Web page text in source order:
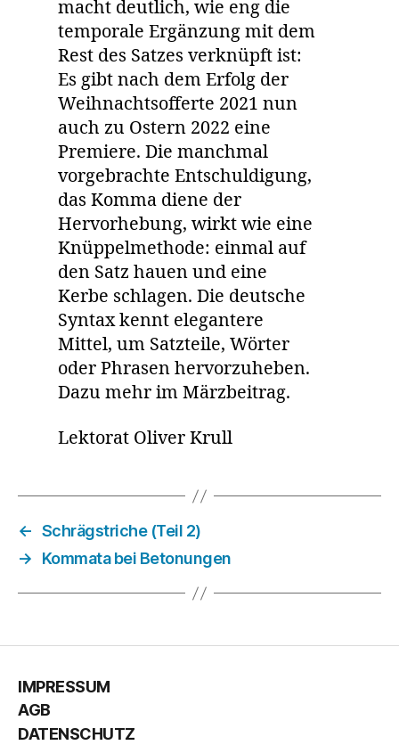
macht deutlich, wie eng die
temporale Ergänzung mit dem
Rest des Satzes verknüpft ist:
Es gibt nach dem Erfolg der
Weihnachtsofferte 2021 nun
auch zu Ostern 2022 eine
Premiere. Die manchmal
vorgebrachte Entschuldigung,
das Komma diene der
Hervorhebung, wirkt wie eine
Knüppelmethode: einmal auf
den Satz hauen und eine
Kerbe schlagen. Die deutsche
Syntax kennt elegantere
Mittel, um Satzteile, Wörter
oder Phrasen hervorzuheben.
Dazu mehr im Märzbeitrag.
Lektorat Oliver Krull
← Schrägstriche (Teil 2)
→
Kommata bei Betonungen
IMPRESSUM
AGB
DATENSCHUTZ